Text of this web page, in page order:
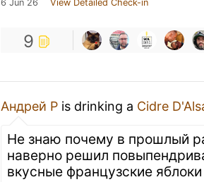
6 Jun 26 View Detailed Check-in
9
Андрей Р is drinking a Cidre
Не знаю почему в прошлый
наверно решил
вкусные французские